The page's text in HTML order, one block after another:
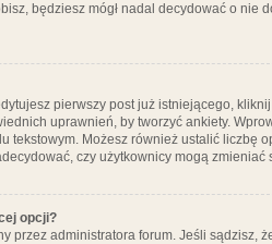
będziesz mógł nadal decydować o
pierwszy post już istniejącego,
uprawnień, by tworzyć ankiety.
tekstowym. Możesz również ustalić liczbę
czy użytkownicy mogą zmieniać
opcji?
przez administratora forum. Jeśli